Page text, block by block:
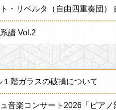
・リベルタ（自由四重奏団）
譜 Vol.2
階ガラスの破損について
音楽コンサート2026「ピアノ